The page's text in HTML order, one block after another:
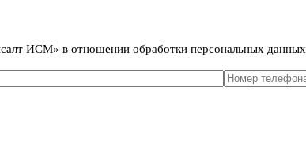
ИСМ» в отношении обработки персональных данных